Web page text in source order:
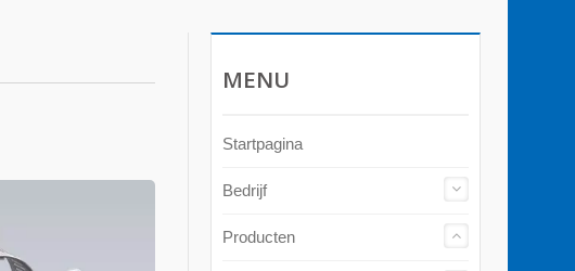
MENU
Startpagina
Bedrijf
Producten